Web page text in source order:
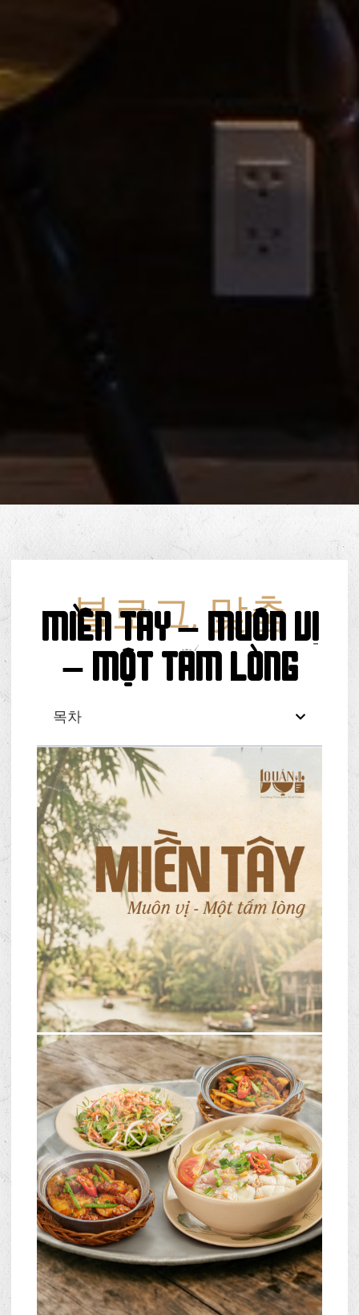
블로그, 맞춤
MIỀN TÂY – Muôn vị
– Một tấm lòng
목차